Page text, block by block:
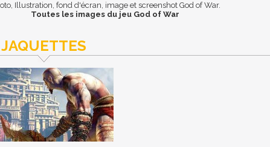
Illustration, fond d'écran, image et screenshot God of War.
Toutes les images du jeu God of War
JAQUETTES